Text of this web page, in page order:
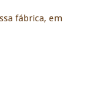
fábrica, em